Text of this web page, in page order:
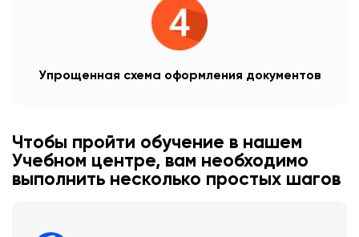
Упрощенная схема оформления документов
Чтобы пройти обучение в нашем
Учебном центре, вам необходимо
выполнить несколько простых шагов